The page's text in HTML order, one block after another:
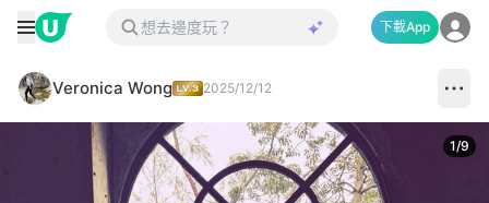
下載App
Veronica Wong 2025/12/12
1/9